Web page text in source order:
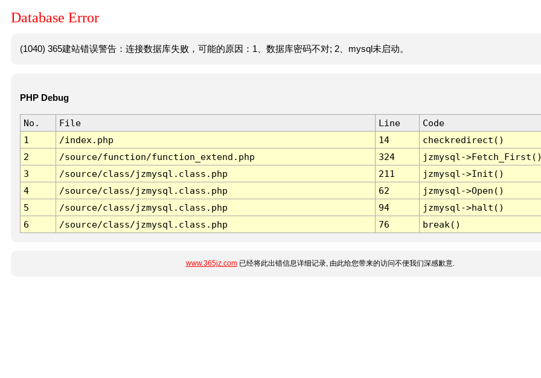
Database Error
(1040) 365建站错误警告：连接数据库失败，可能的原因：1、数据库密码不对; 2、mysql未启动。
PHP Debug
No. File Line
Code
1
/index.php 14
checkredirect()
2
/source/function/function_extend.php 324
jzmysql-
3
/source/class/jzmysql.class.php 211
jzmysql->Init()
4
/source/class/jzmysql.class.php 62
jzmysql->Open()
5
/source/class/jzmysql.class.php 94
jzmysql->halt()
6
/source/class/jzmysql.class.php 76 break()
www.365jz.com已经将此出错信息详细记录, 由此给您带来的访问不便我们深感歉意.